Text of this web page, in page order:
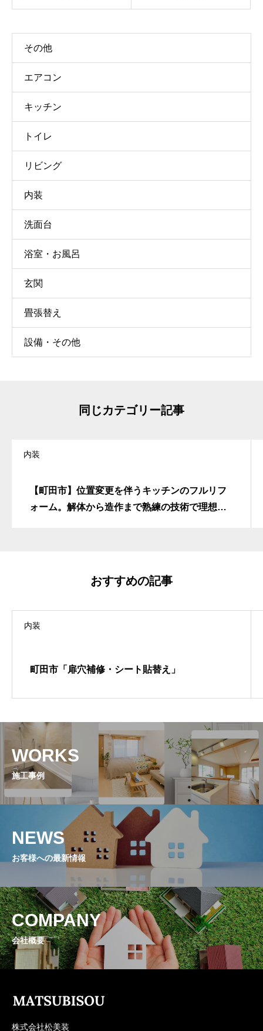
その他
エアコン
キッチン
トイレ
リビング
内装
洗面台
浴室・お風呂
玄関
畳張替え
設備・その他
同じカテゴリー記事
内装
【町田市】位置変更を伴うキッチンのフルリフ
ォーム。解体から造作まで熟練の技術で理想の
おすすめの記事
内装
町田市「扉穴補修・シート貼替え」
WORKS
施工事例
NEWS
お客様への最新情報
COMPANY
会社概要
株式会社松美装